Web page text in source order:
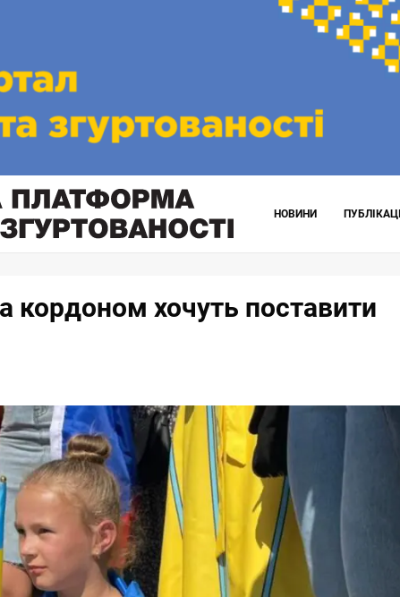
НОВИНИ ПУБЛІКАЦІЇ
кордоном хочуть поставити